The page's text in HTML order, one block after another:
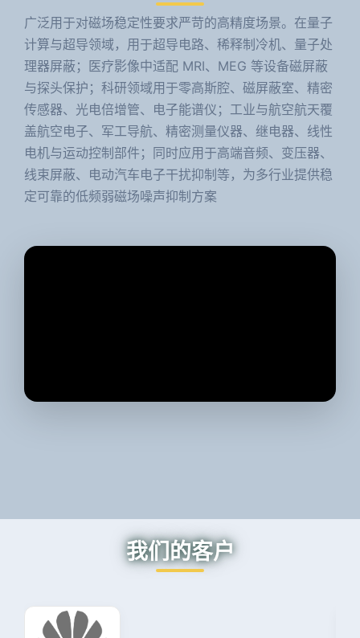
广泛用于对磁场稳定性要求严苛的高精度场景。在量子
计算与超导领域，用于超导电路、稀释制冷机、量子处
理器屏蔽；医疗影像中适配 MRI、MEG 等设备磁屏蔽
与探头保护；科研领域用于零高斯腔、磁屏蔽室、精密
传感器、光电倍增管、电子能谱仪；工业与航空航天覆
盖航空电子、军工导航、精密测量仪器、继电器、线性
电机与运动控制部件；同时应用于高端音频、变压器、
线束屏蔽、电动汽车电子干扰抑制等，为多行业提供稳
定可靠的低频弱磁场噪声抑制方案
我们的客户